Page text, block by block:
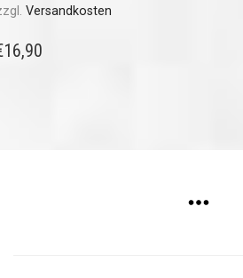
Versandkosten
16,90